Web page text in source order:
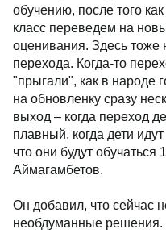
обучению, после того
класс переведем на
оценивания. Здесь тоже
перехода. Когда-то
"прыгали", как в народе
на обновленку сразу
выход – когда переход
плавный, когда дети
что они будут обучаться
Аймагамбетов.
Он добавил, что сейчас
необдуманные решения.